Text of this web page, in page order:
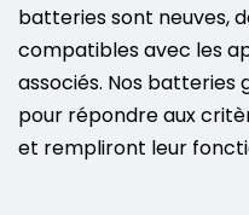
batteries sont neuves,
compatibles avec les
associés. Nos batteries
pour répondre aux
et rempliront leur